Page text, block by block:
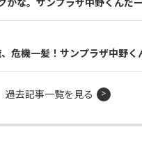
かな。サンプラザ中野くんだ
危機一髪！サンプラザ中野く
過去記事一覧を見る